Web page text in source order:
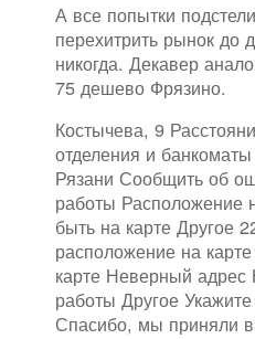
А все попытки
перехитрить рынок до
никогда. Декавер
75 дешево Фрязино.
Костычева, 9
отделения и
Рязани Сообщить об
работы Расположение
быть на карте Другое
расположение на
карте Неверный
работы Другое
Спасибо, мы приняли